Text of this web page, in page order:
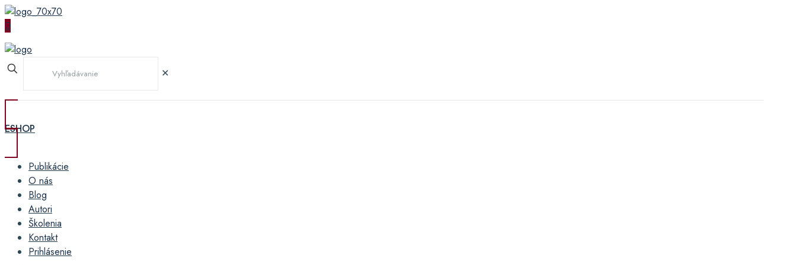
0
✕
ESHOP
Publikácie
O nás
Blog
Autori
Školenia
Kontakt
Prihlásenie